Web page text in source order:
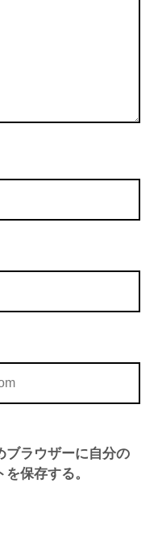
ブラウザーに自分の
保存する。